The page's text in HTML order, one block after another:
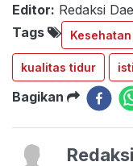
Editor: Redaksi
Tags
Kesehatan
kualitas tidur
Bagikan